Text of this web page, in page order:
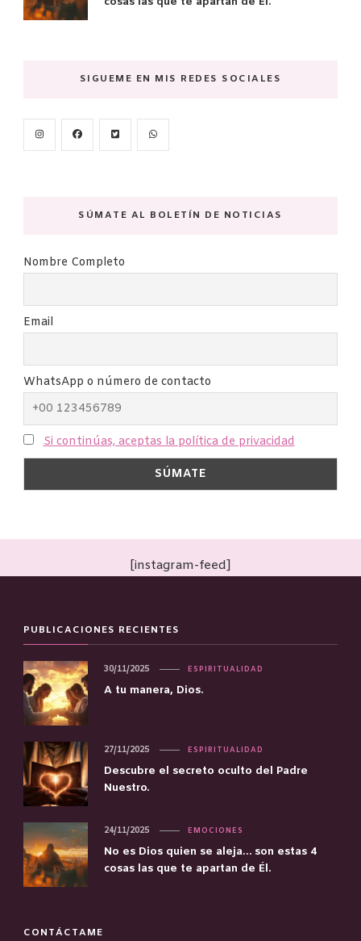
SIGUEME EN MIS REDES SOCIALES
SÚMATE AL BOLETÍN DE NOTICIAS
Nombre Completo
Email
WhatsApp o número de contacto
Si continúas, aceptas la política de privacidad
[instagram-feed]
PUBLICACIONES RECIENTES
ESPIRITUALIDAD
A tu manera, Dios.
30/11/2025
ESPIRITUALIDAD
Descubre el secreto oculto del Padre
Nuestro.
27/11/2025
EMOCIONES
No es Dios quien se aleja… son estas 4
cosas las que te apartan de Él.
24/11/2025
CONTÁCTAME